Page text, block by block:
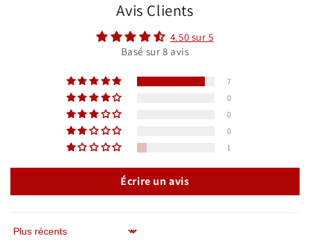
Avis Clients
4.50 sur 5
Basé sur 8 avis
7
0
0
0
1
Écrire un avis
Sort by